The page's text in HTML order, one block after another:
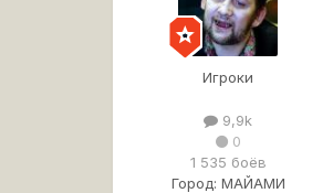
Игроки
9,9k
0
1 535 боёв
Город: МАЙАМИ